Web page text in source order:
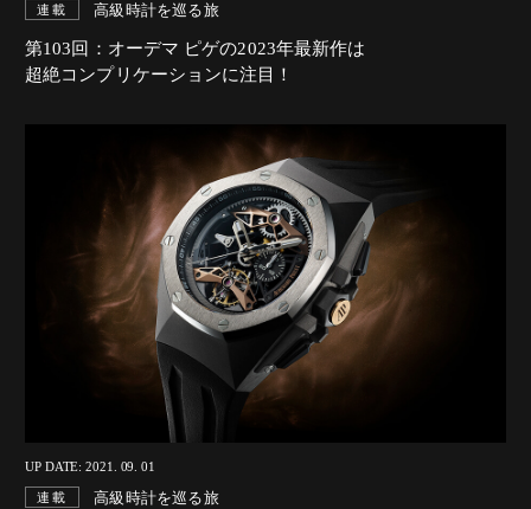
連載 高級時計を巡る旅
第103回：オーデマ ピゲの2023年最新作は
超絶コンプリケーションに注目！
UP DATE: 2021. 09. 01
連載 高級時計を巡る旅